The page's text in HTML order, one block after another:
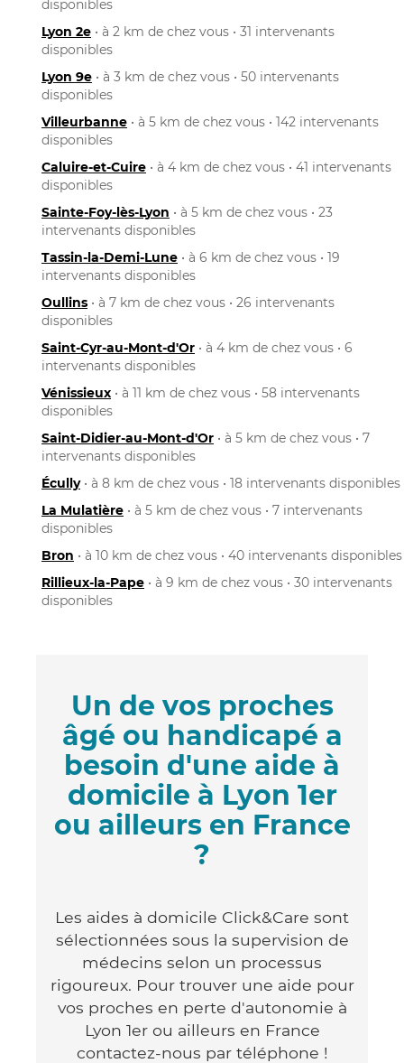
disponibles
Lyon 2e • à 2 km de chez vous • 31 intervenants
disponibles
Lyon 9e • à 3 km de chez vous • 50 intervenants
disponibles
Villeurbanne • à 5 km de chez vous • 142 intervenants
disponibles
Caluire-et-Cuire • à 4 km de chez vous • 41 intervenants
disponibles
Sainte-Foy-lès-Lyon • à 5 km de chez vous • 23
intervenants disponibles
Tassin-la-Demi-Lune • à 6 km de chez vous • 19
intervenants disponibles
Oullins • à 7 km de chez vous • 26 intervenants
disponibles
Saint-Cyr-au-Mont-d'Or • à 4 km de chez vous • 6
intervenants disponibles
Vénissieux • à 11 km de chez vous • 58 intervenants
disponibles
Saint-Didier-au-Mont-d'Or • à 5 km de chez vous • 7
intervenants disponibles
Écully• à 8 km de chez vous • 18 intervenants disponibles
La Mulatière • à 5 km de chez vous • 7 intervenants
disponibles
Bron • à 10 km de chez vous • 40 intervenants disponibles
Rillieux-la-Pape • à 9 km de chez vous • 30 intervenants
disponibles
Un de vos proches
âgé ou handicapé a
besoin d'une aide à
domicile à Lyon 1er
ou ailleurs en France
?
Les aides à domicile Click&Care sont
sélectionnées sous la supervision de
médecins selon un processus
rigoureux. Pour trouver une aide pour
vos proches en perte d'autonomie à
Lyon 1er ou ailleurs en France
contactez-nous par téléphone !